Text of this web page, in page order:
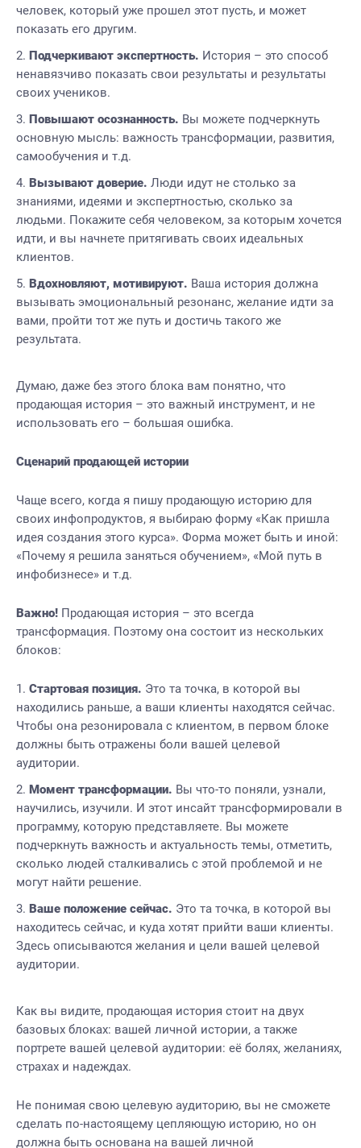
человек, который уже прошел этот пусть, и может
показать его другим.
Подчеркивают экспертность. История – это способ
ненавязчиво показать свои результаты и результаты
своих учеников.
Повышают осознанность. Вы можете подчеркнуть
основную мысль: важность трансформации, развития,
самообучения и т.д.
Вызывают доверие. Люди идут не столько за
знаниями, идеями и экспертностью, сколько за
людьми. Покажите себя человеком, за которым хочется
идти, и вы начнете притягивать своих идеальных
клиентов.
Вдохновляют, мотивируют. Ваша история должна
вызывать эмоциональный резонанс, желание идти за
вами, пройти тот же путь и достичь такого же
результата.
Думаю, даже без этого блока вам понятно, что
продающая история – это важный инструмент, и не
использовать его – большая ошибка.
Сценарий продающей истории
Чаще всего, когда я пишу продающую историю для
своих инфопродуктов, я выбираю форму «Как пришла
идея создания этого курса». Форма может быть и иной:
«Почему я решила заняться обучением», «Мой путь в
инфобизнесе» и т.д.
Важно! Продающая история – это всегда
трансформация. Поэтому она состоит из нескольких
блоков:
Стартовая позиция. Это та точка, в которой вы
находились раньше, а ваши клиенты находятся сейчас.
Чтобы она резонировала с клиентом, в первом блоке
должны быть отражены боли вашей целевой
аудитории.
Момент трансформации. Вы что-то поняли, узнали,
научились, изучили. И этот инсайт трансформировали в
программу, которую представляете. Вы можете
подчеркнуть важность и актуальность темы, отметить,
сколько людей сталкивались с этой проблемой и не
могут найти решение.
Ваше положение сейчас. Это та точка, в которой вы
находитесь сейчас, и куда хотят прийти ваши клиенты.
Здесь описываются желания и цели вашей целевой
аудитории.
Как вы видите, продающая история стоит на двух
базовых блоках: вашей личной истории, а также
портрете вашей целевой аудитории: её болях, желаниях,
страхах и надеждах.
Не понимая свою целевую аудиторию, вы не сможете
сделать по-настоящему цепляющую историю, но он
должна быть основана на вашей личной